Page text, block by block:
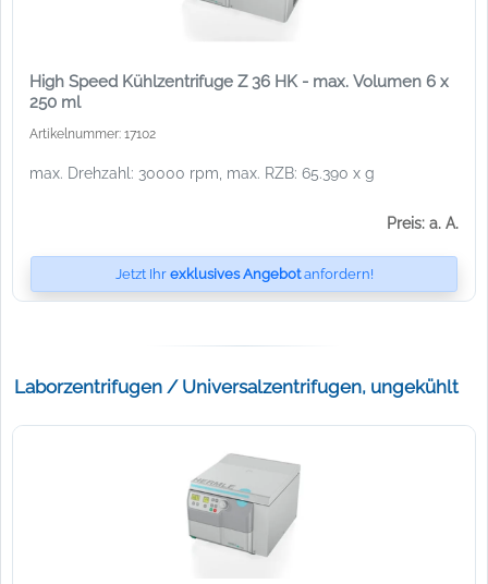
High Speed Kühlzentrifuge Z 36 HK - max. Volumen 6 x
250 ml
Artikelnummer: 17102
max. Drehzahl: 30000 rpm, max. RZB: 65.390 x g
Preis: a. A.
Jetzt Ihr exklusives Angebotanfordern!
Laborzentrifugen / Universalzentrifugen, ungekühlt